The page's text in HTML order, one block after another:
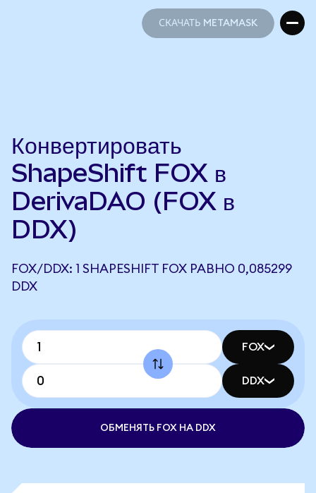
СКАЧАТЬ METAMASK
Конвертировать
ShapeShift FOX в
DerivaDAO (FOX в
DDX)
FOX/DDX: 1 SHAPESHIFT FOX РАВНО 0,085299
DDX
FOX
DDX
ОБМЕНЯТЬ FOX НА DDX